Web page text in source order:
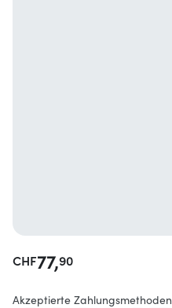
CHF77,90
Akzeptierte Zahlungsmethoden